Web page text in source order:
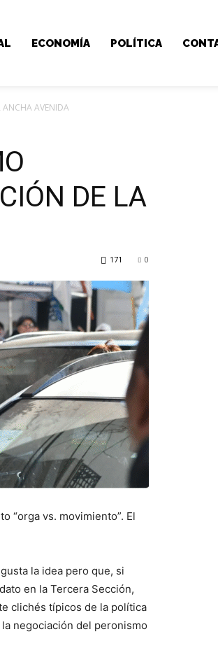
ECONOMÍA POLÍTICA
ANCHA AVENIDA
DE LA
0
171
“orga vs. movimiento”. El
la idea pero que, si
en la Tercera Sección,
clichés típicos de la política
negociación del peronismo